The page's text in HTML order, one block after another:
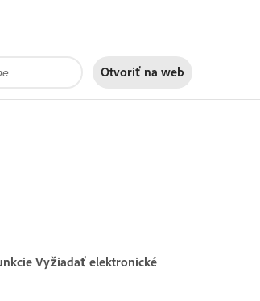
Otvoriť na web
Vyžiadať elektronické